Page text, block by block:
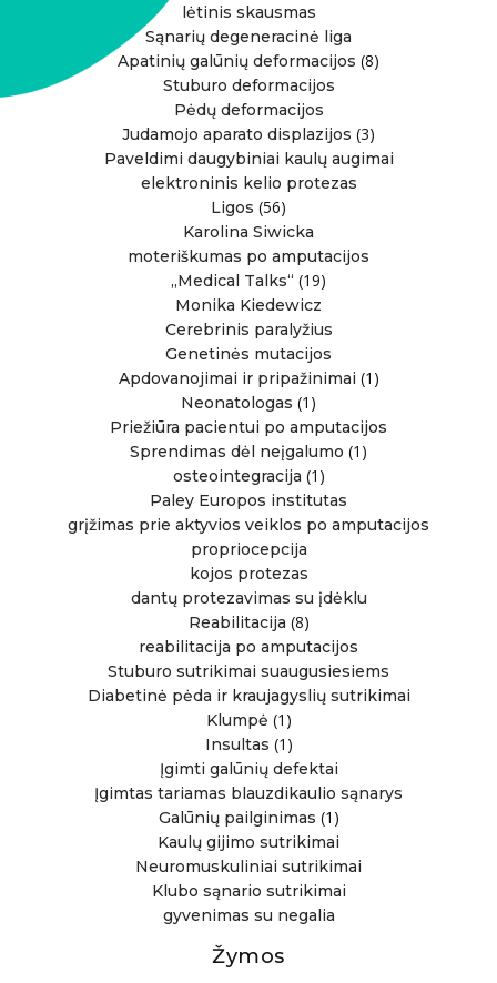
lėtinis skausmas
Sąnarių degeneracinė liga
Apatinių galūnių deformacijos (8)
Stuburo deformacijos
Pėdų deformacijos
Judamojo aparato displazijos (3)
Paveldimi daugybiniai kaulų augimai
elektroninis kelio protezas
Ligos (56)
Karolina Siwicka
moteriškumas po amputacijos
„Medical Talks“ (19)
Monika Kiedewicz
Cerebrinis paralyžius
Genetinės mutacijos
Apdovanojimai ir pripažinimai (1)
Neonatologas (1)
Priežiūra pacientui po amputacijos
Sprendimas dėl neįgalumo (1)
osteointegracija (1)
Paley Europos institutas
grįžimas prie aktyvios veiklos po amputacijos
propriocepcija
kojos protezas
dantų protezavimas su įdėklu
Reabilitacija (8)
reabilitacija po amputacijos
Stuburo sutrikimai suaugusiesiems
Diabetinė pėda ir kraujagyslių sutrikimai
Klumpė (1)
Insultas (1)
Įgimti galūnių defektai
Įgimtas tariamas blauzdikaulio sąnarys
Galūnių pailginimas (1)
Kaulų gijimo sutrikimai
Neuromuskuliniai sutrikimai
Klubo sąnario sutrikimai
gyvenimas su negalia
Žymos